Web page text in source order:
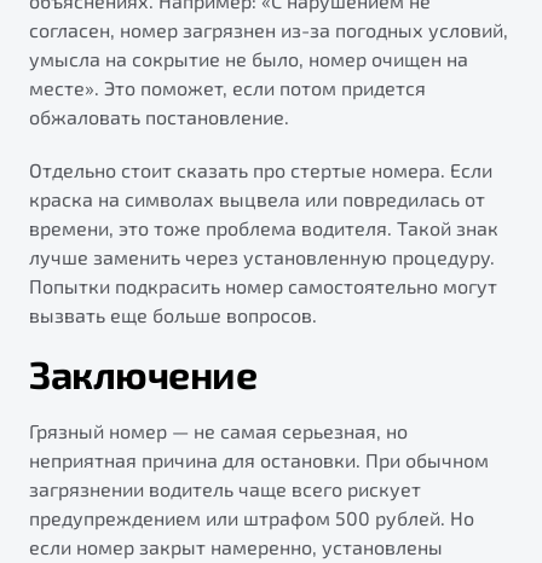
согласен, номер загрязнен из-за погодных условий,
умысла на сокрытие не было, номер очищен на
месте». Это поможет, если потом придется
обжаловать постановление.
Отдельно стоит сказать про стертые номера. Если
краска на символах выцвела или повредилась от
времени, это тоже проблема водителя. Такой знак
лучше заменить через установленную процедуру.
Попытки подкрасить номер самостоятельно могут
вызвать еще больше вопросов.
Заключение
Грязный номер — не самая серьезная, но
неприятная причина для остановки. При обычном
загрязнении водитель чаще всего рискует
предупреждением или штрафом 500 рублей. Но
если номер закрыт намеренно, установлены